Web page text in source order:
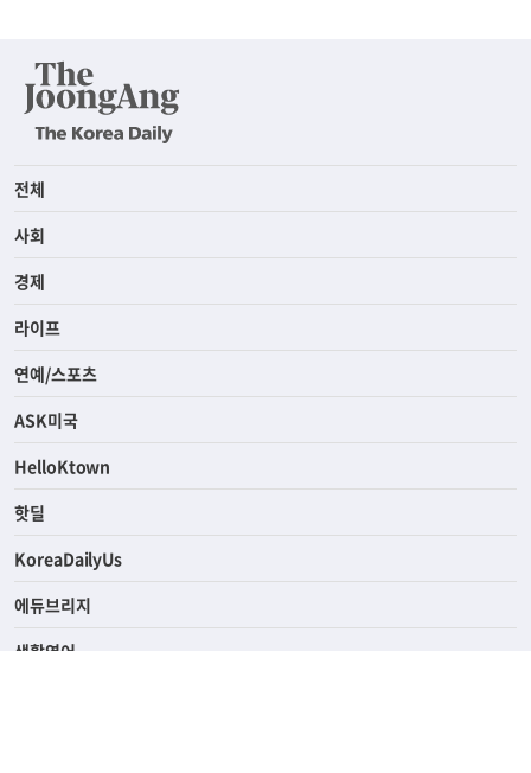
전체
사회
경제
라이프
연예/스포츠
ASK미국
HelloKtown
핫딜
KoreaDailyUs